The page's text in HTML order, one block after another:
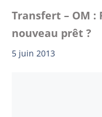
Transfert – OM :
nouveau prêt ?
5 juin 2013